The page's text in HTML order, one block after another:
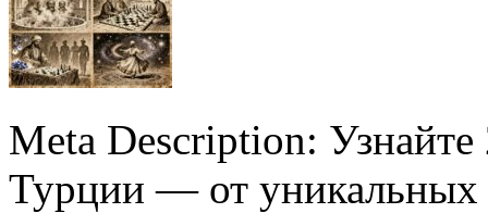
Meta Description:
Турции — от уникальных